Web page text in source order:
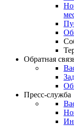
Обратная
Пресс-служба